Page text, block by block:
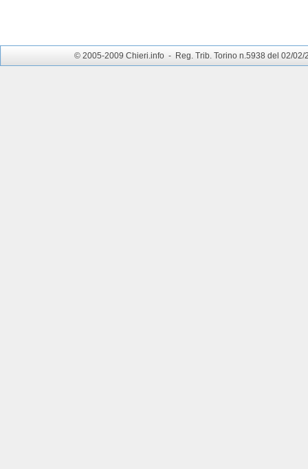
© 2005-2009 Chieri.info - Reg. Trib. Torino n.5938 del 02/02/